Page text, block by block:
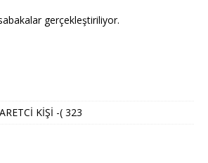
gerçekleştiriliyor.
KİŞİ -( 323